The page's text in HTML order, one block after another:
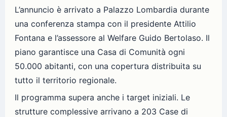
L’annuncio è arrivato a Palazzo Lombardia durante
una conferenza stampa con il presidente Attilio
Fontana e l’assessore al Welfare Guido Bertolaso. Il
piano garantisce una Casa di Comunità ogni
50.000 abitanti, con una copertura distribuita su
tutto il territorio regionale.
Il programma supera anche i target iniziali. Le
strutture complessive arrivano a 203 Case di